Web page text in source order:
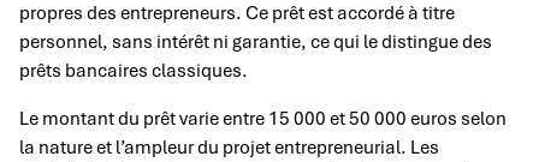
propres des entrepreneurs. Ce prêt est accordé à titre
personnel, sans intérêt ni garantie, ce qui le distingue des
prêts bancaires classiques.
Le montant du prêt varie entre 15 000 et 50 000 euros selon
la nature et l’ampleur du projet entrepreneurial. Les